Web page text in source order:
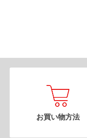
お買い物方法